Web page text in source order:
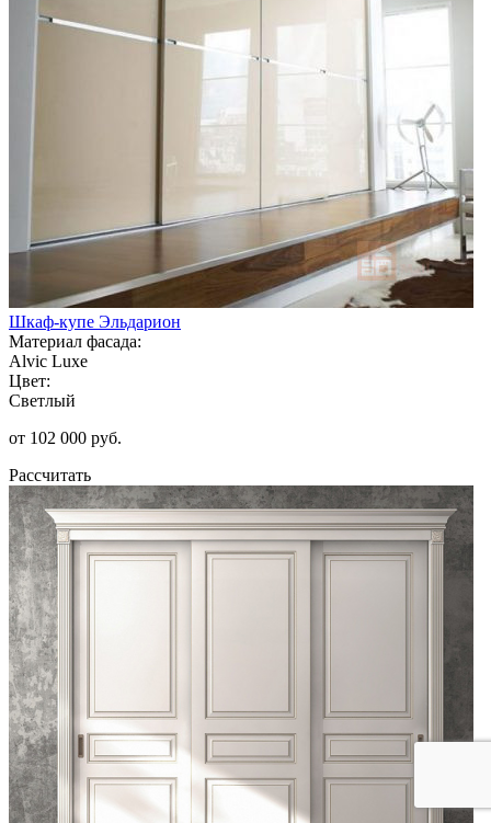
Шкаф-купе Эльдарион
Материал фасада:
Alvic Luxe
Цвет:
Светлый
от 102 000 руб.
Рассчитать